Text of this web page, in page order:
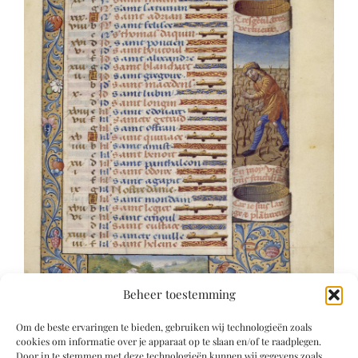
Beheer toestemming
Om de beste ervaringen te bieden, gebruiken wij technologieën zoals
cookies om informatie over je apparaat op te slaan en/of te raadplegen.